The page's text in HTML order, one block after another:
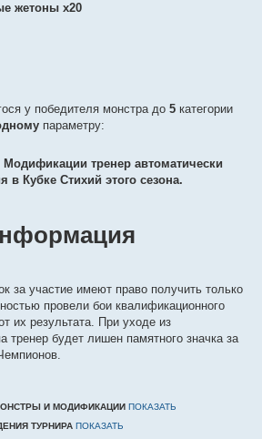
жетоны х20
у победителя монстра до 5 категории
параметру:
тренер автоматически
в Кубке Стихий этого сезона.
за участие имеют право получить только
провели бои квалификационного
их результата. При уходе из
тренер будет лишен памятного значка за
И МОДИФИКАЦИИ ПОКАЗАТЬ
ТУРНИРА ПОКАЗАТЬ